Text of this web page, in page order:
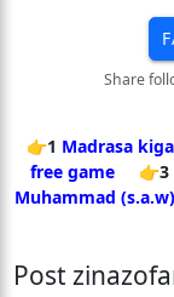
Share
👉1 Madrasa
free game
👉3
Muhammad (s.a.w)
Post